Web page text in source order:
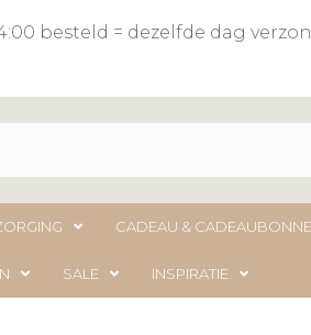
besteld = dezelfde dag
CADEAU &
SALE INSPIRATIE